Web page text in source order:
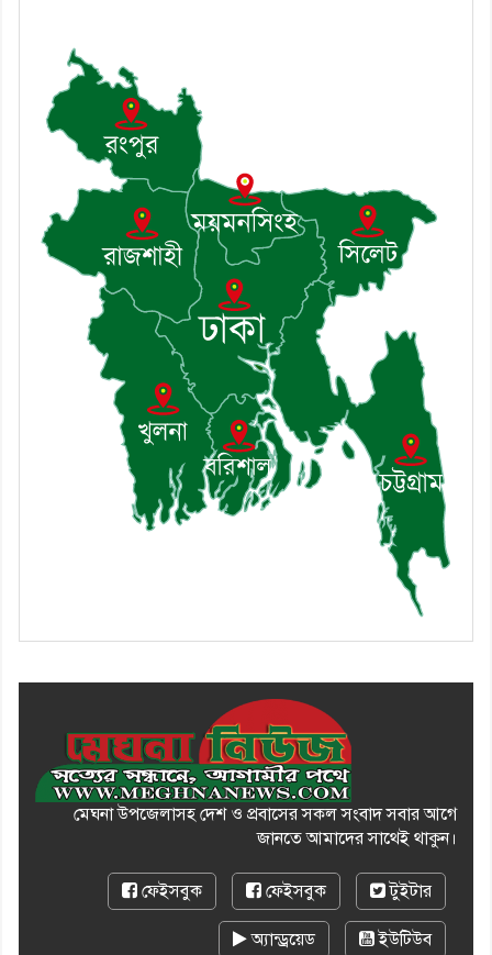
৭। দাউদকান্দিতে মুচি সম্প্রদায়ের
খোঁজখবর নিলেন ড. খন্দকার মারুফ
হোসেন
৮। মেঘনায় আইন-শৃঙ্খলা কমিটির
মাসিক সভা অনুষ্ঠিত
৯। জাতীয় নেতা ড. খন্দকার
মোশাররফ হোসেনের মূল্যায়ন কোথায়
এবং একটি বিশ্লেষণ
১০। দাউদকান্দিতে ইউপি সদস্যকে
মারধরের চেষ্টা ও প্রাণনাশের হুমকির
অভিযোগ
মেঘনা উপজেলাসহ দেশ ও প্রবাসের সকল সংবাদ সবার আগে
জানতে আমাদের সাথেই থাকুন।
ফেইসবুক ফেইসবুক টুইটার
অ্যান্ড্রয়েড ইউটিউব